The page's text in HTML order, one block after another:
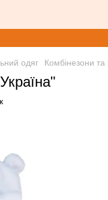
одяг Комбінезони